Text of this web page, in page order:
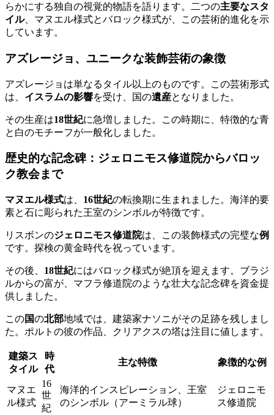
らかにする独自の視覚的物語を語ります。二つの主要なスタ
イル、マヌエル様式とバロック様式が、この芸術的進化を示
しています。
アズレージョ、ユニークな装飾芸術の象徴
アズレージョは単なるタイル以上のものです。この芸術形式
は、 イスラムの影響を受け、国の遺産となりました。
その生産は18世紀に急増しました。この時期に、特徴的な青
と白のモチーフが一般化しました。
歴史的な記念碑：ジェロニモス修道院からバロッ
ク教会まで
マヌエル様式は、 16世紀の転換期に生まれました。海洋的要
素と石に彫られた王室のシンボルが特徴です。
リスボンのジェロニモス修道院は、この装飾様式の完璧な例
です。探検の黄金時代を祝っています。
その後、 18世紀にはバロック様式が絶頂を迎えます。ブラジ
ルからの富が、マフラ修道院のような壮大な記念碑を資金提
供しました。
この国の北部地域では、建築家ナソニがその足跡を残しまし
た。ポルトの彼の作品、クリアクスの塔は注目に値します。
建築ス
タイル
時
代
主な特徴 象徴的な例
マヌエ
ル様式
16
世
紀
海洋的インスピレーション、王室
のシンボル（アーミラル球）
ジェロニモ
ス修道院